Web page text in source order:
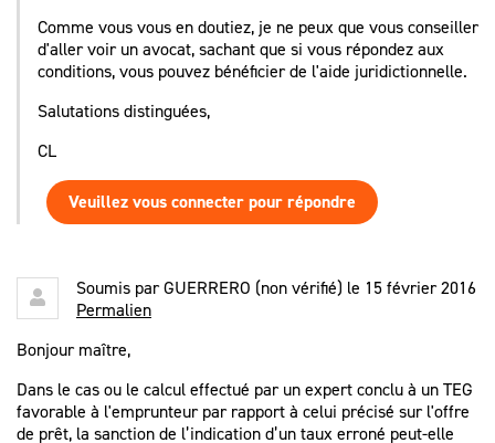
Comme vous vous en doutiez, je ne peux que vous conseiller
d'aller voir un avocat, sachant que si vous répondez aux
conditions, vous pouvez bénéficier de l'aide juridictionnelle.
Salutations distinguées,
CL
Veuillez vous connecter pour répondre
Soumis parGUERRERO (non vérifié) le 15 février 2016
Permalien
Bonjour maître,
Dans le cas ou le calcul effectué par un expert conclu à un TEG
favorable à l'emprunteur par rapport à celui précisé sur l'offre
de prêt, la sanction de l’indication d’un taux erroné peut-elle